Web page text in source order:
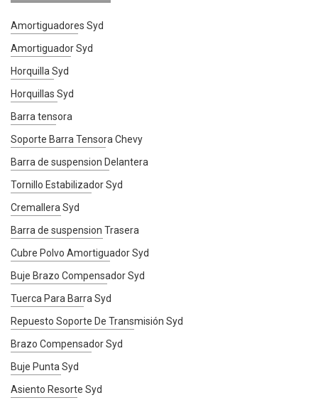
Amortiguadores Syd
Amortiguador Syd
Horquilla Syd
Horquillas Syd
Barra tensora
Soporte Barra Tensora Chevy
Barra de suspension Delantera
Tornillo Estabilizador Syd
Cremallera Syd
Barra de suspension Trasera
Cubre Polvo Amortiguador Syd
Buje Brazo Compensador Syd
Tuerca Para Barra Syd
Repuesto Soporte De Transmisión Syd
Brazo Compensador Syd
Buje Punta Syd
Asiento Resorte Syd